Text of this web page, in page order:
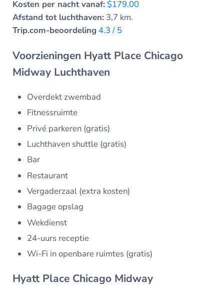
Kosten per nacht vanaf: $179.00
Afstand tot luchthaven:3,7 km.
Trip.com-beoordeling 4.3 / 5
Voorzieningen Hyatt Place Chicago
Midway Luchthaven
Overdekt zwembad
Fitnessruimte
Privé parkeren (gratis)
Luchthaven shuttle (gratis)
Bar
Restaurant
Vergaderzaal (extra kosten)
Bagage opslag
Wekdienst
24-uurs receptie
Wi-Fi in openbare ruimtes (gratis)
Hyatt Place Chicago Midway